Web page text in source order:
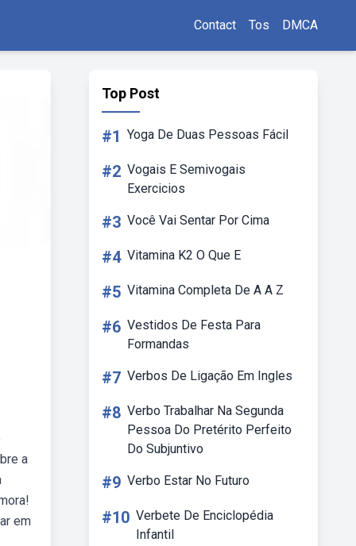
Contact Tos DMCA
a
em
Top Post
#1 Yoga De Duas Pessoas Fácil
#2 Vogais E Semivogais
Exercicios
#3 Você Vai Sentar Por Cima
#4 Vitamina K2 O Que E
#5 Vitamina Completa De A A Z
#6 Vestidos De Festa Para
Formandas
#7 Verbos De Ligação Em Ingles
#8 Verbo Trabalhar Na Segunda
Pessoa Do Pretérito Perfeito
Do Subjuntivo
#9 Verbo Estar No Futuro
#10 Verbete De Enciclopédia
Infantil